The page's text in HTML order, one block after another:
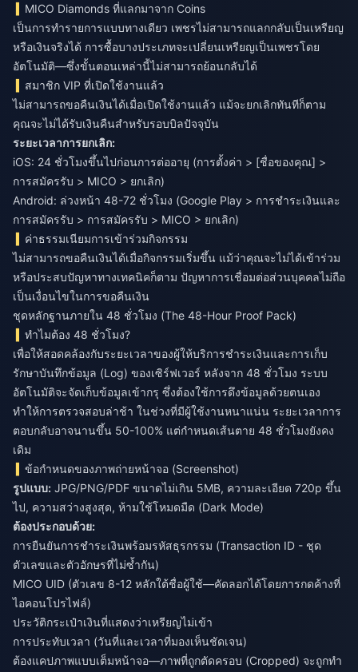
MICO Diamonds ที่แลกมาจาก Coins
เป็นการทำรายการแบบทางเดียว เพชรไม่สามารถแลกกลับเป็นเหรียญ
หรือเงินจริงได้ การซื้อบางประเภทจะเปลี่ยนเหรียญเป็นเพชรโดย
อัตโนมัติ—ซึ่งขั้นตอนเหล่านี้ไม่สามารถย้อนกลับได้
สมาชิก VIP ที่เปิดใช้งานแล้ว
ไม่สามารถขอคืนเงินได้เมื่อเปิดใช้งานแล้ว แม้จะยกเลิกทันทีก็ตาม
คุณจะไม่ได้รับเงินคืนสำหรับรอบบิลปัจจุบัน
ระยะเวลาการยกเลิก:
iOS: 24 ชั่วโมงขึ้นไปก่อนการต่ออายุ (การตั้งค่า > [ชื่อของคุณ] >
การสมัครรับ > MICO > ยกเลิก)
Android: ล่วงหน้า 48-72 ชั่วโมง (Google Play > การชำระเงินและ
การสมัครรับ > การสมัครรับ > MICO > ยกเลิก)
ค่าธรรมเนียมการเข้าร่วมกิจกรรม
ไม่สามารถขอคืนเงินได้เมื่อกิจกรรมเริ่มขึ้น แม้ว่าคุณจะไม่ได้เข้าร่วม
หรือประสบปัญหาทางเทคนิคก็ตาม ปัญหาการเชื่อมต่อส่วนบุคคลไม่ถือ
เป็นเงื่อนไขในการขอคืนเงิน
ชุดหลักฐานภายใน 48 ชั่วโมง (The 48-Hour Proof Pack)
ทำไมต้อง 48 ชั่วโมง?
เพื่อให้สอดคล้องกับระยะเวลาของผู้ให้บริการชำระเงินและการเก็บ
รักษาบันทึกข้อมูล (Log) ของเซิร์ฟเวอร์ หลังจาก 48 ชั่วโมง ระบบ
อัตโนมัติจะจัดเก็บข้อมูลเข้ากรุ ซึ่งต้องใช้การดึงข้อมูลด้วยตนเอง
ทำให้การตรวจสอบล่าช้า ในช่วงที่มีผู้ใช้งานหนาแน่น ระยะเวลาการ
ตอบกลับอาจนานขึ้น 50-100% แต่กำหนดเส้นตาย 48 ชั่วโมงยังคง
เดิม
ข้อกำหนดของภาพถ่ายหน้าจอ (Screenshot)
รูปแบบ: JPG/PNG/PDF ขนาดไม่เกิน 5MB, ความละเอียด 720p ขึ้น
ไป, ความสว่างสูงสุด, ห้ามใช้โหมดมืด (Dark Mode)
ต้องประกอบด้วย:
การยืนยันการชำระเงินพร้อมรหัสธุรกรรม (Transaction ID - ชุด
ตัวเลขและตัวอักษรที่ไม่ซ้ำกัน)
MICO UID (ตัวเลข 8-12 หลักใต้ชื่อผู้ใช้—คัดลอกได้โดยการกดค้างที่
ไอคอนโปรไฟล์)
ประวัติกระเป๋าเงินที่แสดงว่าเหรียญไม่เข้า
การประทับเวลา (วันที่และเวลาที่มองเห็นชัดเจน)
ต้องแคปภาพแบบเต็มหน้าจอ—ภาพที่ถูกตัดครอบ (Cropped) จะถูกทำ